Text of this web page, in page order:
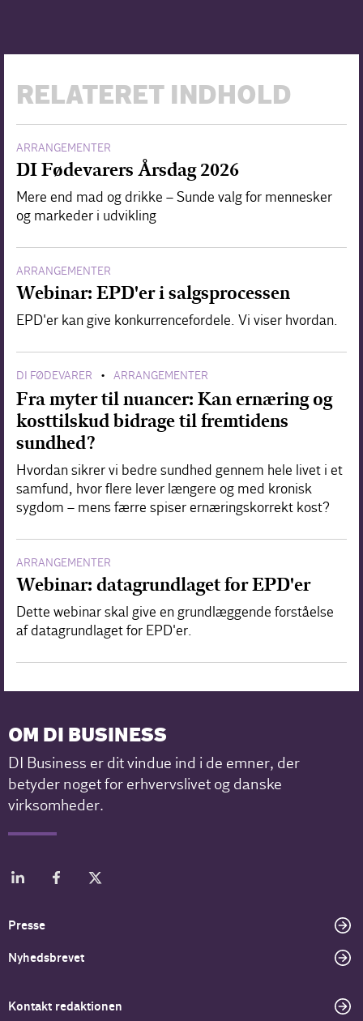
RELATERET INDHOLD
ARRANGEMENTER
DI Fødevarers Årsdag 2026
Mere end mad og drikke – Sunde valg for mennesker
og markeder i udvikling
ARRANGEMENTER
Webinar: EPD'er i salgsprocessen
EPD'er kan give konkurrencefordele. Vi viser hvordan.
DI FØDEVARER • ARRANGEMENTER
Fra myter til nuancer: Kan ernæring og
kosttilskud bidrage til fremtidens
sundhed?
Hvordan sikrer vi bedre sundhed gennem hele livet i et
samfund, hvor flere lever længere og med kronisk
sygdom – mens færre spiser ernæringskorrekt kost?
ARRANGEMENTER
Webinar: datagrundlaget for EPD'er
Dette webinar skal give en grundlæggende forståelse
af datagrundlaget for EPD'er.
OM DI BUSINESS
DI Business er dit vindue ind i de emner, der
betyder noget for erhvervslivet og danske
virksomheder.
Presse
Nyhedsbrevet
Kontakt redaktionen